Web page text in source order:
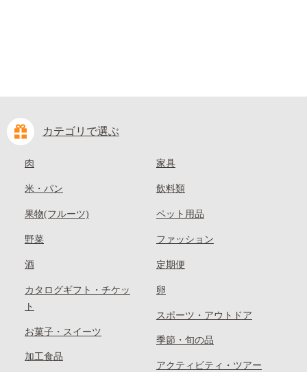
カテゴリで選ぶ
肉
米・パン
果物(フルーツ)
野菜
酒
カタログギフト・チケッ
ト
お菓子・スイーツ
加工食品
家具
飲料類
ペット用品
ファッション
定期便
卵
スポーツ・アウトドア
季節・旬の品
アクティビティ・ツアー